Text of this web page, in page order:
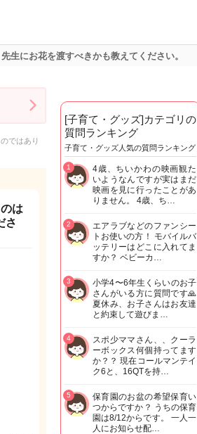
生にお花を渡すべきかも教えてください。
ではあり
は
さ
[子育て・グッズ]カテゴリの
質問ランキング
子育て・グッズ人気の質問ランキング
4歳、ちいかわの映画観た
いようなんですが実はまだ
映画を見に行ったことがあ
りません。 4歳、ち…
1
エアラブなどのファンシー
トお使いの方！ モバイルバ
ッテリーはどこに入れてま
すか？ ベビーカ…
2
小学4〜6年生くらいのお子
さんがいる方に質問です🙏
夏休み、お子さんはお友達
と約束して遊びま…
3
スポ少ママさん、、クーラ
ーボックス何個持ってます
か？？ 現在コールマンテイ
ク6と、16QTを持…
4
保育園のお盆の希望保育い
つからですか？ うちの保育
園は8/12からです。 一人一
人にお知らせ配…
5